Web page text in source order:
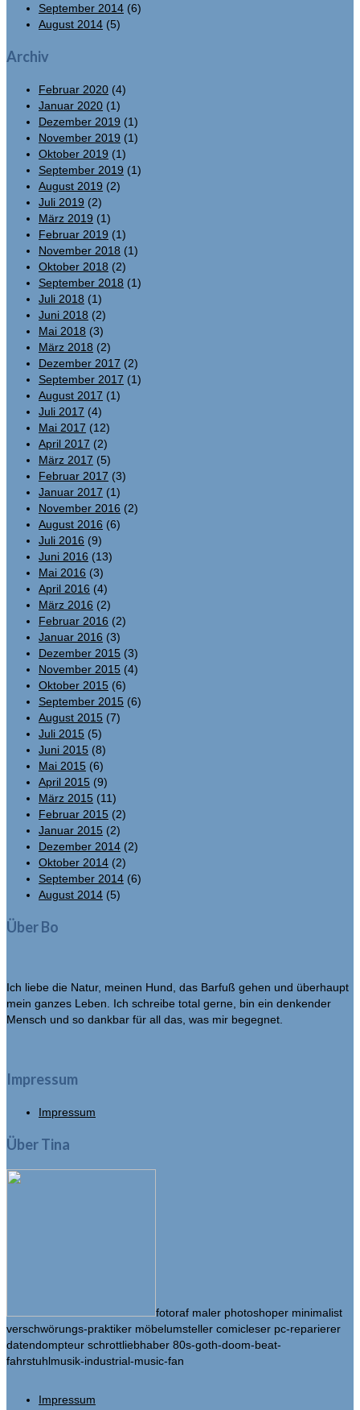
September 2014 (6)
August 2014 (5)
Archiv
Februar 2020 (4)
Januar 2020 (1)
Dezember 2019 (1)
November 2019 (1)
Oktober 2019 (1)
September 2019 (1)
August 2019 (2)
Juli 2019 (2)
März 2019 (1)
Februar 2019 (1)
November 2018 (1)
Oktober 2018 (2)
September 2018 (1)
Juli 2018 (1)
Juni 2018 (2)
Mai 2018 (3)
März 2018 (2)
Dezember 2017 (2)
September 2017 (1)
August 2017 (1)
Juli 2017 (4)
Mai 2017 (12)
April 2017 (2)
März 2017 (5)
Februar 2017 (3)
Januar 2017 (1)
November 2016 (2)
August 2016 (6)
Juli 2016 (9)
Juni 2016 (13)
Mai 2016 (3)
April 2016 (4)
März 2016 (2)
Februar 2016 (2)
Januar 2016 (3)
Dezember 2015 (3)
November 2015 (4)
Oktober 2015 (6)
September 2015 (6)
August 2015 (7)
Juli 2015 (5)
Juni 2015 (8)
Mai 2015 (6)
April 2015 (9)
März 2015 (11)
Februar 2015 (2)
Januar 2015 (2)
Dezember 2014 (2)
Oktober 2014 (2)
September 2014 (6)
August 2014 (5)
Über Bo
Ich liebe die Natur, meinen Hund, das Barfuß gehen und überhaupt
mein ganzes Leben. Ich schreibe total gerne, bin ein denkender
Mensch und so dankbar für all das, was mir begegnet.
Impressum
Impressum
Über Tina
fotoraf maler photoshoper minimalist
verschwörungs-praktiker möbelumsteller comicleser pc-reparierer
datendompteur schrottliebhaber 80s-goth-doom-beat-
fahrstuhlmusik-industrial-music-fan
Impressum